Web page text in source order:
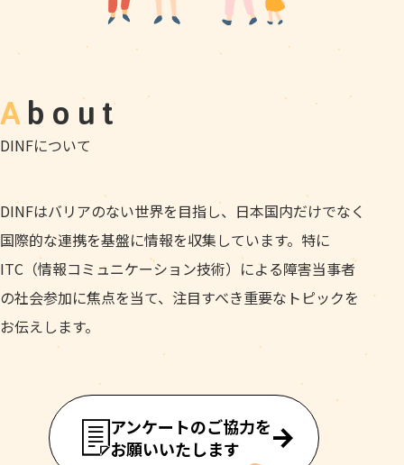
About
DINFについて
DINFはバリアのない世界を目指し、日本国内だけでなく
国際的な連携を基盤に情報を収集しています。特に
ITC（情報コミュニケーション技術）による障害当事者
の社会参加に焦点を当て、注目すべき重要なトピックを
お伝えします。
アンケートのご協力を
お願いいたします